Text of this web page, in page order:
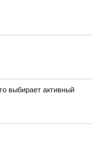
выбирает активный